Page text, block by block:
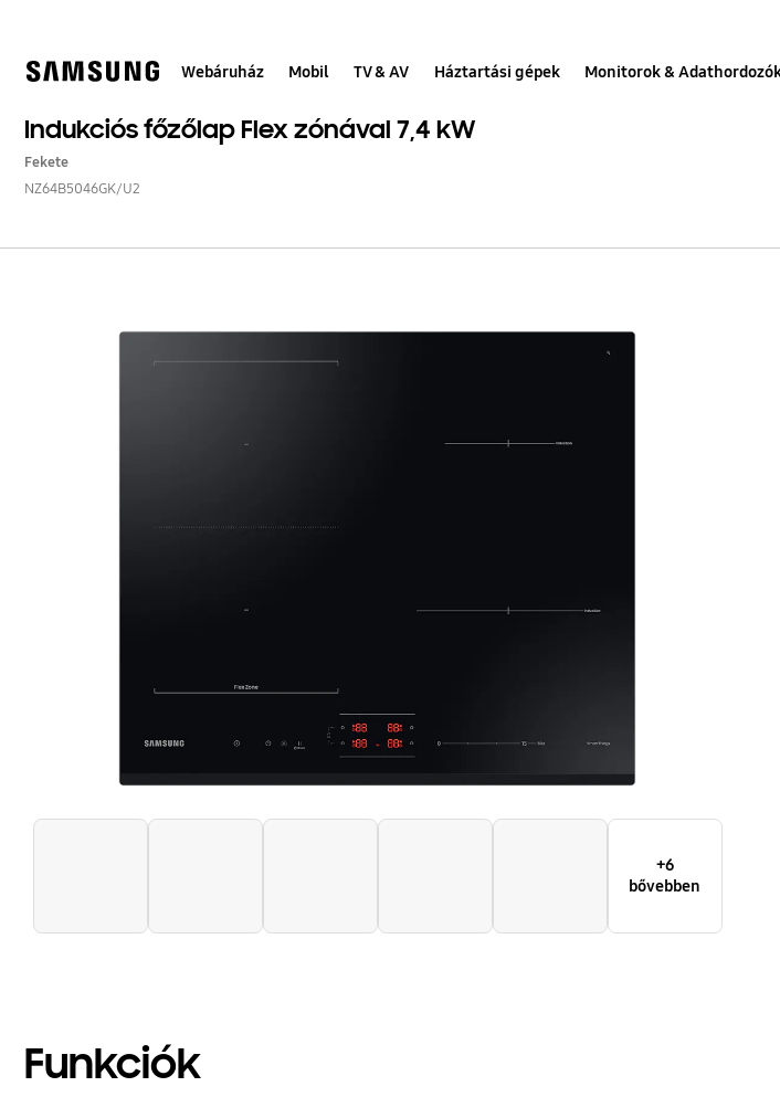
Webáruház Mobil TV & AV Háztartási gépek Monitorok &
Indukciós főzőlap Flex zónával 7,4 kW
Fekete
NZ64B5046GK/U2
+6
bővebben
Funkciók